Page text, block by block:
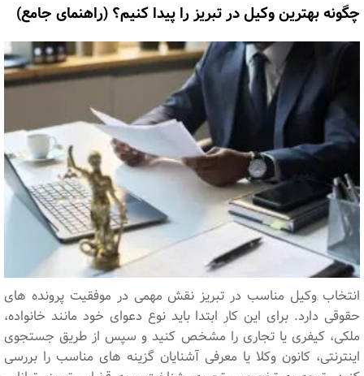
چگونه بهترین وکیل در تبریز را پیدا کنیم؟ (راهنمای جامع)
انتخاب وکیل مناسب در تبریز نقش مهمی در موفقیت پرونده های
حقوقی دارد. برای این کار ابتدا باید نوع دعوای خود مانند خانواده،
ملکی، کیفری یا تجاری را مشخص کنید و سپس از طریق جستجوی
اینترنتی، کانون وکلا یا معرفی آشنایان گزینه های مناسب را بررسی